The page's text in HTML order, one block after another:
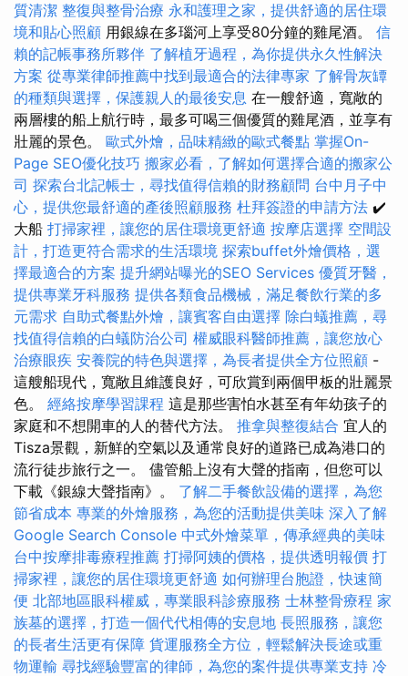
質清潔 整復與整骨治療 永和護理之家，提供舒適的居住環
境和貼心照顧 用銀線在多瑙河上享受80分鐘的雞​​尾酒。 信
賴的記帳事務所夥伴 了解植牙過程，為你提供永久性解決
方案 從專業律師推薦中找到最適合的法律專家 了解骨灰罈
的種類與選擇，保護親人的最後安息 在一艘舒適，寬敞的
兩層樓的船上航行時，最多可喝三個優質的雞尾酒，並享有
壯麗的景色。 歐式外燴，品味精緻的歐式餐點 掌握On-
Page SEO優化技巧 搬家必看，了解如何選擇合適的搬家公
司 探索台北記帳士，尋找值得信賴的財務顧問 台中月子中
心，提供您最舒適的產後照顧服務 杜拜簽證的申請方法 ✔️
大船 打掃家裡，讓您的居住環境更舒適 按摩店選擇 空間設
計，打造更符合需求的生活環境 探索buffet外燴價格，選
擇最適合的方案 提升網站曝光的SEO Services 優質牙醫，
提供專業牙科服務 提供各類食品機械，滿足餐飲行業的多
元需求 自助式餐點外燴，讓賓客自由選擇 除白蟻推薦，尋
找值得信賴的白蟻防治公司 權威眼科醫師推薦，讓您放心
治療眼疾 安養院的特色與選擇，為長者提供全方位照顧 -
這艘船現代，寬敞且維護良好，可欣賞到兩個甲板的壯麗景
色。 經絡按摩學習課程 這是那些害怕水甚至有年幼孩子的
家庭和不想開車的人的替代方法。 推拿與整復結合 宜人的
Tisza景觀，新鮮的空氣以及通常良好的道路已成為港口的
流行徒步旅行之一。 儘管船上沒有大聲的​​指南，但您可以
下載《銀線大聲指南》。 了解二手餐飲設備的選擇，為您
節省成本 專業的外燴服務，為您的活動提供美味 深入了解
Google Search Console 中式外燴菜單，傳承經典的美味
台中按摩排毒療程推薦 打掃阿姨的價格，提供透明報價 打
掃家裡，讓您的居住環境更舒適 如何辦理台胞證，快速簡
便 北部地區眼科權威，專業眼科診療服務 士林整骨療程 家
族墓的選擇，打造一個代代相傳的安息地 長照服務，讓您
的長者生活更有保障 貨運服務全方位，輕鬆解決長途或重
物運輸 尋找經驗豐富的律師，為您的案件提供專業支持 冷